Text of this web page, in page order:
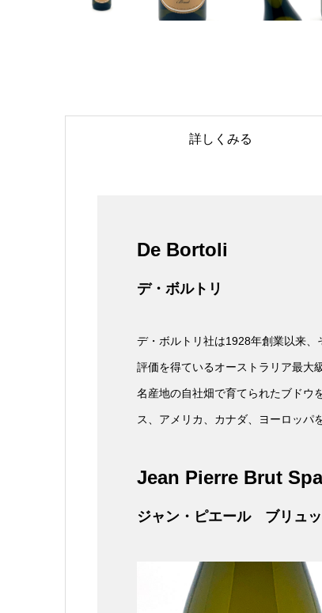
詳しくみる
De Bortoli
デ・ボルトリ
デ・ボルトリ社は1928年創業以来
評価を得ているオーストラリア最大
名産地の自社畑で育てられたブドウ
ス、アメリカ、カナダ、ヨーロッパ
Jean Pierre Brut
ジャン・ピエール ブリュ